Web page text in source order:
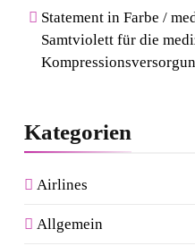
Statement in Farbe /
Samtviolett für die
Kategorien
Airlines
Allgemein